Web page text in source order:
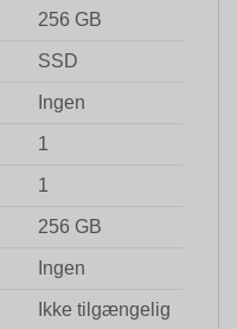
256 GB
SSD
Ingen
1
1
256 GB
Ingen
Ikke tilgængelig